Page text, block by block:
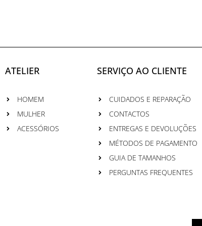
ATELIER
HOMEM
MULHER
ACESSÓRIOS
SERVIÇO AO CLIENTE
CUIDADOS E REPARAÇÃO
CONTACTOS
ENTREGAS E DEVOLUÇÕES
MÉTODOS DE PAGAMENTO
GUIA DE TAMANHOS
PERGUNTAS FREQUENTES